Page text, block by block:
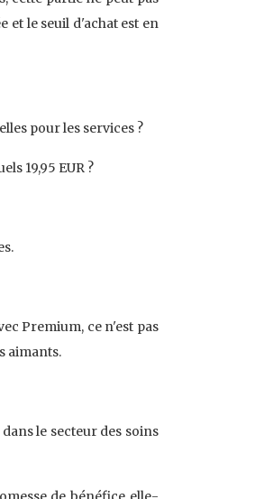
et le seuil d'achat est en
pour les services ?
19,95 EUR ?
Premium, ce n'est pas
aimants.
le secteur des soins